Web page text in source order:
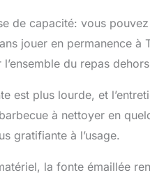
de capacité: vous
jouer en permanence à
du repas
est plus lourde, et
à nettoyer en
gratifiante à l’usage.
la fonte émaillée